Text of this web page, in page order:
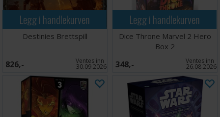
Legg i handlekurven
Destinies Brettspill
826,- Ventes inn
30.09.2026
Legg i handlekurven
Dice Throne Marvel 2 Hero
Box 2
348,- Ventes inn
26.08.2026